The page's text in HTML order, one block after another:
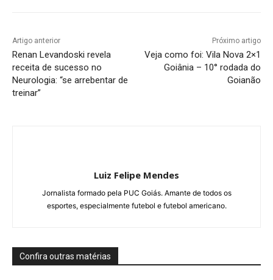
Artigo anterior
Renan Levandoski revela
receita de sucesso no
Neurologia: “se arrebentar de
treinar”
Próximo artigo
Veja como foi: Vila Nova 2×1
Goiânia – 10° rodada do
Goianão
Luiz Felipe Mendes
Jornalista formado pela PUC Goiás. Amante de todos os
esportes, especialmente futebol e futebol americano.
Confira outras matérias